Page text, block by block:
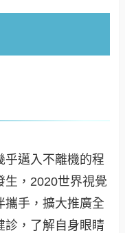
乎邁入不離機的程
生，2020世界視覺
攜手，擴大推廣全
診，了解自身眼睛